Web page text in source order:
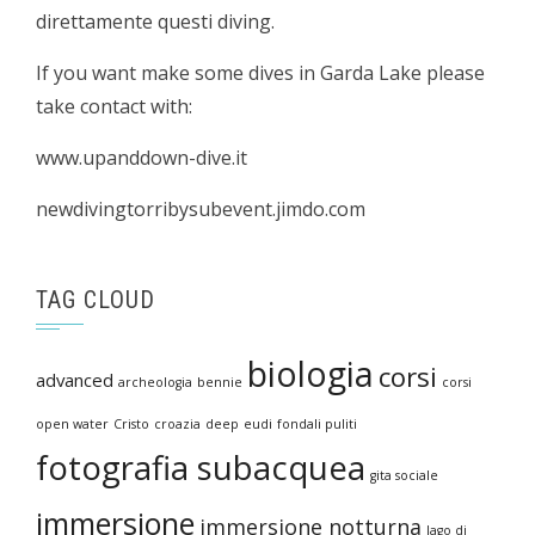
direttamente questi diving.
If you want make some dives in Garda Lake please
take contact with:
www.upanddown-dive.it
newdivingtorribysubevent.jimdo.com
TAG CLOUD
advanced archeologia bennie biologia corsi corsi
open water Cristo croazia deep eudi fondali puliti
fotografia subacquea gita sociale
immersione immersione notturna lago di